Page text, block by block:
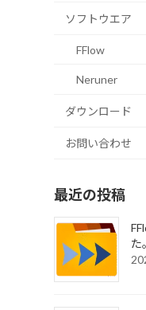
ソフトウエア
FFlow
Neruner
ダウンロード
お問い合わせ
最近の投稿
た。